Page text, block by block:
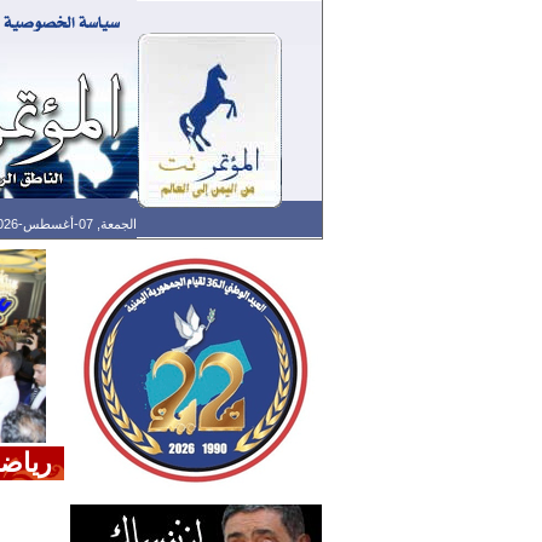
الجمعة, 07-أغسطس-2026 الساعة: 06:00 م - آخر تحديث: 02:30 م (30: 11) بتوقيت غرينتش